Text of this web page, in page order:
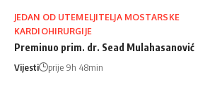
JEDAN OD UTEMELJITELJA MOSTARSKE
KARDIOHIRURGIJE
Preminuo prim. dr. Sead Mulahasanović
Vijesti prije 9h 48min